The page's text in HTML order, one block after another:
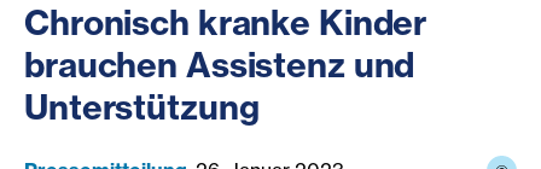
Chronisch kranke Kinder
brauchen Assistenz und
Unterstützung